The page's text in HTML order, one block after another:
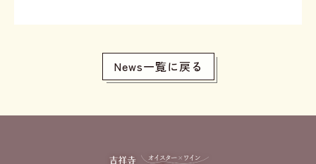
News一覧に戻る